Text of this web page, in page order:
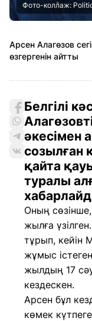
Фото-коллаж:
Арсен Алагөзов
өзгергенін айтты
Белгілі
әкесімен
созылған
қайта
туралы
Оның
жылға
тұрып, кейін
жұмыс
жылдың 17
кездескен.
Арсен бұл
көмек